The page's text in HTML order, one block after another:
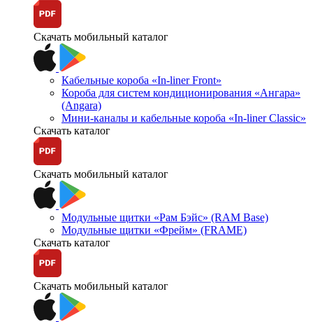
Скачать мобильный каталог
Кабельные короба «In-liner Front»
Короба для систем кондиционирования «Ангара»
(Angara)
Мини-каналы и кабельные короба «In-liner Classic»
Скачать каталог
Скачать мобильный каталог
Модульные щитки «Рам Бэйс» (RAM Base)
Модульные щитки «Фрейм» (FRAME)
Скачать каталог
Скачать мобильный каталог